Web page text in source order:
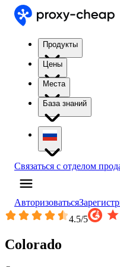
Продукты
Цены
Места
База знаний
Связаться с отделом
Авторизоваться
4.5/5
Colorado